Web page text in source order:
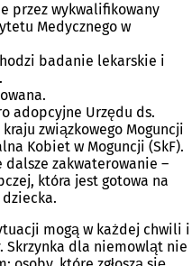
przez wykwalifikowany
Medycznego w
badanie lekarskie i
adopcyjne Urzędu ds.
związkowego Moguncji
Kobiet w Moguncji (SkF).
zakwaterowanie –
która jest gotowa na
mogą w każdej chwili i
Skrzynka dla niemowląt nie